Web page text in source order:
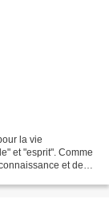
la vie
et "esprit". Comme
et de